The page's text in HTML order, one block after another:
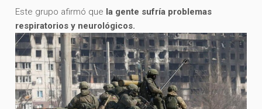
Este grupo afirmó que la gente sufría problemas
respiratorios y neurológicos.